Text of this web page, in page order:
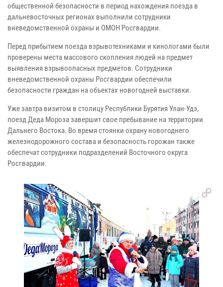
общественной безопасности в период нахождения поезда в
дальневосточных регионах выполнили сотрудники
вневедомственной охраны и ОМОН Росгвардии.
Перед прибытием поезда взрывотехниками и кинологами были
проверены места массового скопления людей на предмет
выявления взрывоопасных предметов. Сотрудники
вневедомственной охраны Росгвардии обеспечили
безопасности граждан на объектах новогодней выставки.
Уже завтра визитом в столицу Республики Бурятия Улан-Удэ,
поезд Деда Мороза завершит свое пребывание на территории
Дальнего Востока. Во время стоянки охрану новогоднего
железнодорожного состава и безопасность горожан также
обеспечат сотрудники подразделений Восточного округа
Росгвардии.